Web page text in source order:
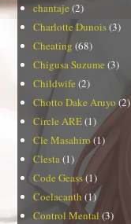
chantaje (2)
Charlotte Dunois(3)
Cheating (68)
Chigusa Suzume (3)
Childwife (2)
Chotto Dake Aruyo (2)
Circle ARE(1)
Cle Masahiro(1)
Clesta(1)
Code Geass(1)
Coelacanth (1)
Control Mental (3)